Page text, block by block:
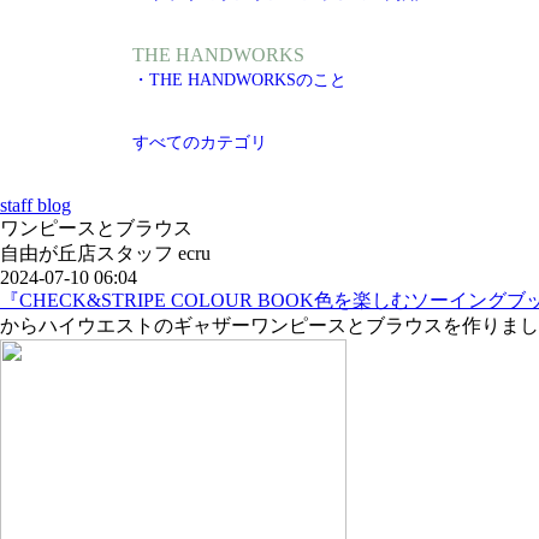
THE HANDWORKS
・THE HANDWORKSのこと
すべてのカテゴリ
staff blog
ワンピースとブラウス
自由が丘店スタッフ ecru
2024-07-10 06:04
『CHECK&STRIPE COLOUR BOOK色を楽しむソーイングブ
からハイウエストのギャザーワンピースとブラウスを作りまし